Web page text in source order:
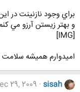
براي وجود نازنينت در
و بهتر زيستن آرزو مي
[IMG]
اميدوارم هميشه سلامت
sisah
29, 2009